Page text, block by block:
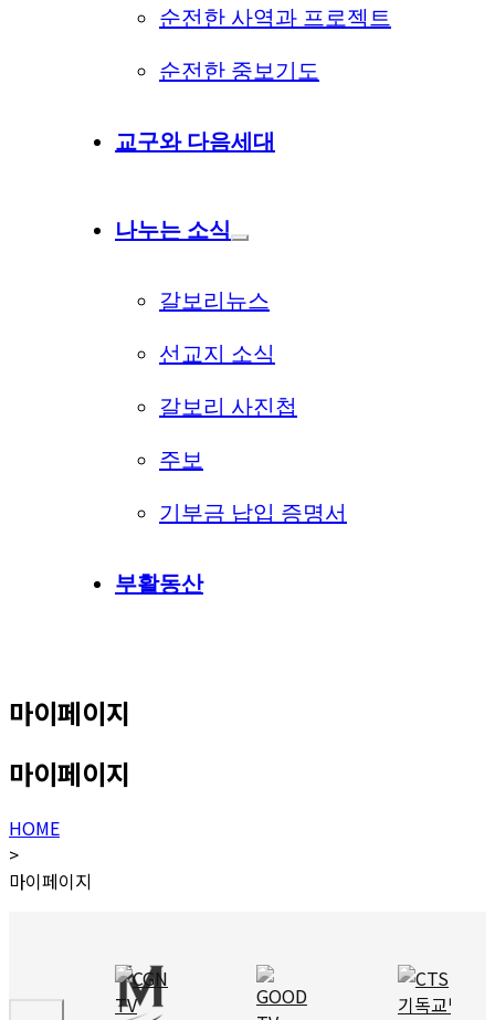
순전한 사역과 프로젝트
순전한 중보기도
교구와 다음세대
나누는 소식
갈보리뉴스
선교지 소식
갈보리 사진첩
주보
기부금 납입 증명서
부활동산
마이페이지
마이페이지
HOME
>
마이페이지